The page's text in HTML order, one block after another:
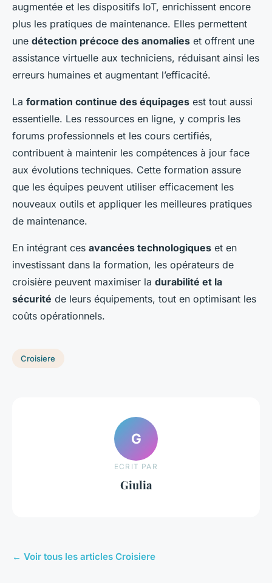
augmentée et les dispositifs IoT, enrichissent encore
plus les pratiques de maintenance. Elles permettent
une détection précoce des anomalies et offrent une
assistance virtuelle aux techniciens, réduisant ainsi les
erreurs humaines et augmentant l’efficacité.
La formation continue des équipages est tout aussi
essentielle. Les ressources en ligne, y compris les
forums professionnels et les cours certifiés,
contribuent à maintenir les compétences à jour face
aux évolutions techniques. Cette formation assure
que les équipes peuvent utiliser efficacement les
nouveaux outils et appliquer les meilleures pratiques
de maintenance.
En intégrant ces avancées technologiques et en
investissant dans la formation, les opérateurs de
croisière peuvent maximiser la durabilité et la
sécurité de leurs équipements, tout en optimisant les
coûts opérationnels.
Croisiere
G
ECRIT PAR
Giulia
← Voir tous les articles Croisiere